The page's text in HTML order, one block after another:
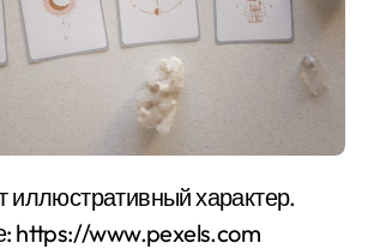
https://www.pexels.com